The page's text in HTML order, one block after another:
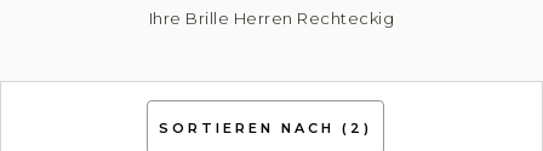
Ihre Brille Herren Rechteckig
SORTIEREN NACH (2)